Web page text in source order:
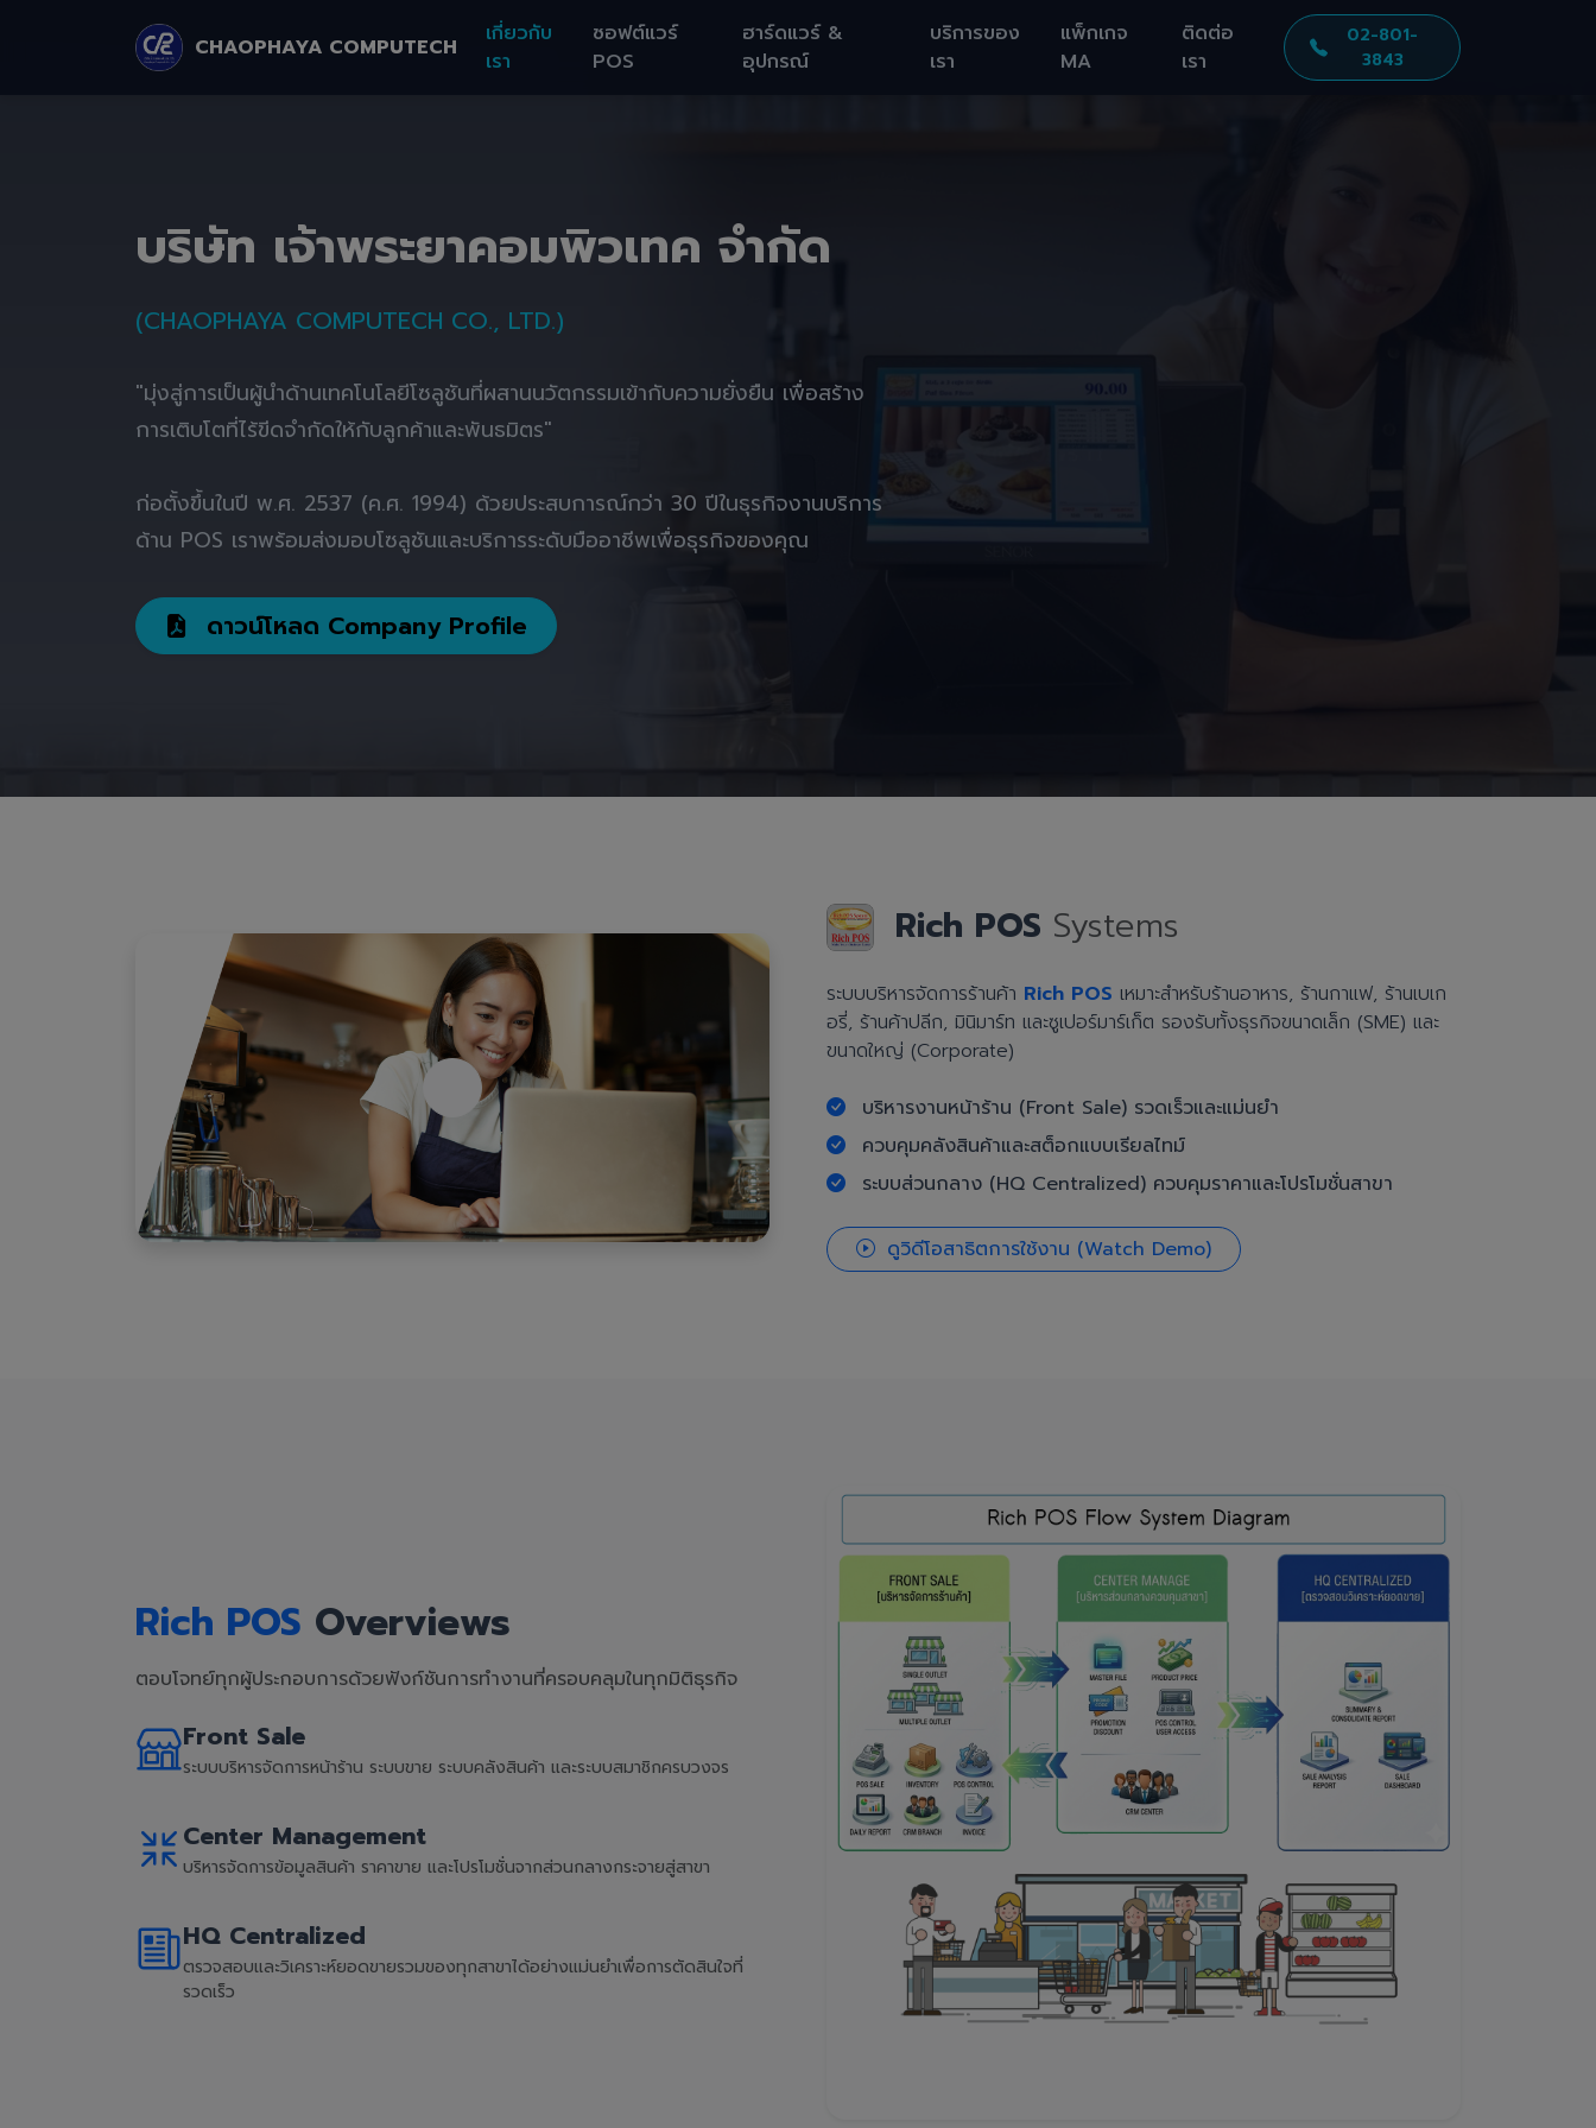
CHAOPHAYA COMPUTECH
เกี่ยวกับ
เรา
ซอฟต์แวร์
POS
ฮาร์ดแวร์ &
อุปกรณ์
บริการของ
เรา
แพ็กเกจ
MA
ติดต่อ
เรา
02-801-
3843
บริษัท เจ้าพระยาคอมพิวเทค จำกัด
(CHAOPHAYA COMPUTECH CO., LTD.)
"มุ่งสู่การเป็นผู้นำด้านเทคโนโลยีโซลูชันที่ผสานนวัตกรรมเข้ากับความยั่งยืน เพื่อสร้าง
การเติบโตที่ไร้ขีดจำกัดให้กับลูกค้าและพันธมิตร"
ก่อตั้งขึ้นในปี พ.ศ. 2537 (ค.ศ. 1994) ด้วยประสบการณ์กว่า 30 ปีในธุรกิจงานบริการ
ด้าน POS เราพร้อมส่งมอบโซลูชันและบริการระดับมืออาชีพเพื่อธุรกิจของคุณ
ดาวน์โหลด Company Profile
Rich POS Systems
ระบบบริหารจัดการร้านค้า Rich POS เหมาะสำหรับร้านอาหาร, ร้านกาแฟ, ร้านเบเก
อรี่, ร้านค้าปลีก, มินิมาร์ท และซูเปอร์มาร์เก็ต รองรับทั้งธุรกิจขนาดเล็ก (SME) และ
ขนาดใหญ่ (Corporate)
บริหารงานหน้าร้าน (Front Sale) รวดเร็วและแม่นยำ
ควบคุมคลังสินค้าและสต็อกแบบเรียลไทม์
ระบบส่วนกลาง (HQ Centralized) ควบคุมราคาและโปรโมชั่นสาขา
ดูวิดีโอสาธิตการใช้งาน (Watch Demo)
Rich POS Overviews
ตอบโจทย์ทุกผู้ประกอบการด้วยฟังก์ชันการทำงานที่ครอบคลุมในทุกมิติธุรกิจ
Front Sale
ระบบบริหารจัดการหน้าร้าน ระบบขาย ระบบคลังสินค้า และระบบสมาชิกครบวงจร
Center Management
บริหารจัดการข้อมูลสินค้า ราคาขาย และโปรโมชั่นจากส่วนกลางกระจายสู่สาขา
HQ Centralized
ตรวจสอบและวิเคราะห์ยอดขายรวมของทุกสาขาได้อย่างแม่นยำเพื่อการตัดสินใจที่
รวดเร็ว